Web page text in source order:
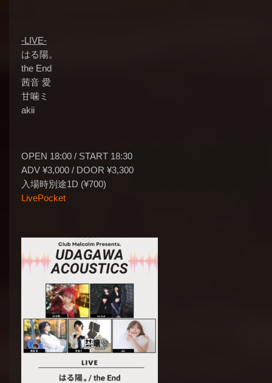
-LIVE-
はる陽。
the End
茜音 愛
甘噛ミ
akii
OPEN 18:00 / START 18:30
ADV ¥3,000 / DOOR ¥3,300
入場時別途1D (¥700)
LivePocket